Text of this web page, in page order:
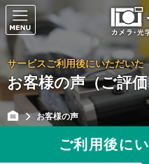
サービスご利用後にいただいた
お客様の声（ご評
お客様の声
ご利用後に